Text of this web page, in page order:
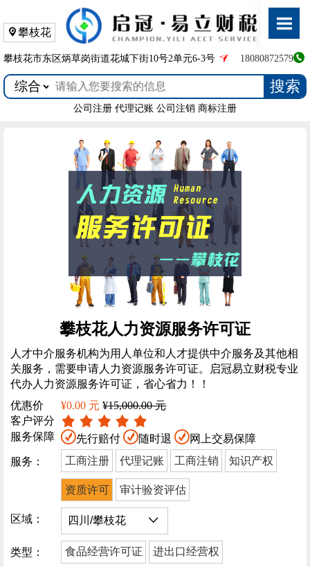
攀枝花
攀枝花市东区炳草岗街道花城下街10号2单元6-3号 18080872579
搜索
公司注册 代理记账 公司注销 商标注册
攀枝花人力资源服务许可证
人才中介服务机构为用人单位和人才提供中介服务及其他相
关服务，需要申请人力资源服务许可证。启冠易立财税专业
代办人力资源服务许可证，省心省力！！
优惠价
¥0.00 元 ¥15,000.00 元
客户评分
服务保障
先行赔付 随时退
网上交易保障
服务：
工商注册 代理记账 工商注销 知识产权
资质许可 审计验资评估
区域：
类型： 食品经营许可证 进出口经营权